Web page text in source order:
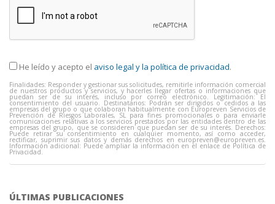
He leído y acepto el aviso legal y la política de privacidad.
Finalidades: Responder y gestionar sus solicitudes, remitirle información comercial
de nuestros productos y servicios, y hacerles llegar ofertas o informaciones que
puedan ser de su interés, incluso por correo electrónico. Legitimación: El
consentimiento del usuario. Destinatarios: Podrán ser dirigidos o cedidos a las
empresas del grupo o que colaboran habitualmente con Europreven Servicios de
Prevención de Riesgos Laborales, SL para fines promocionales o para enviarle
comunicaciones relativas a los servicios prestados por las entidades dentro de las
empresas del grupo, que se consideren que puedan ser de su interés. Derechos:
Puede retirar su consentimiento en cualquier momento, así como acceder,
rectificar, suprimir sus datos y demás derechos en europreven@europreven.es.
Información adicional: Puede ampliar la información en el enlace de Política de
Privacidad.
ÚLTIMAS PUBLICACIONES